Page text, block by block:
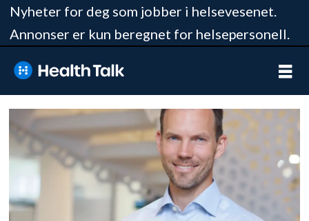
Nyheter for deg som jobber i helsevesenet.
Annonser er kun beregnet for helsepersonell.
Tag:
trygve
ottersen